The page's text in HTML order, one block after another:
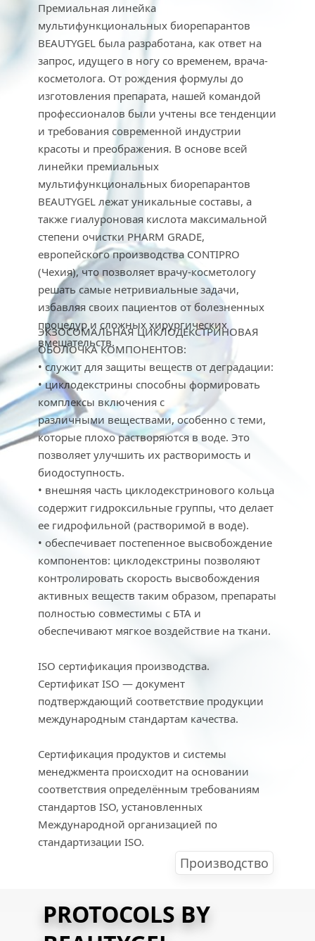
Премиальная линейка
мультифункциональных биорепарантов
BEAUTYGEL была разработана, как ответ на
запрос, идущего в ногу со временем, врача-
косметолога. От рождения формулы до
изготовления препарата, нашей командой
профессионалов были учтены все тенденции
и требования современной индустрии
красоты и преображения. В основе всей
линейки премиальных
мультифункциональных биорепарантов
BEAUTYGEL лежат уникальные составы, а
также гиалуроновая кислота максимальной
степени очистки PHARM GRADE,
европейского производства CONTIPRO
(Чехия), что позволяет врачу-косметологу
решать самые нетривиальные задачи,
избавляя своих пациентов от болезненных
процедур и сложных хирургических
вмешательств.
ЭКЗОСОМАЛЬНАЯ ЦИКЛОДЕКСТРИНОВАЯ
ОБОЛОЧКА КОМПОНЕНТОВ:
• служит для защиты веществ от деградации:
• циклодекстрины способны формировать
комплексы включения с
различными веществами, особенно с теми,
которые плохо растворяются в воде. Это
позволяет улучшить их растворимость и
биодоступность.
• внешняя часть циклодекстринового кольца
содержит гидроксильные группы, что делает
ее гидрофильной (растворимой в воде).
• обеспечивает постепенное высвобождение
компонентов: циклодекстрины позволяют
контролировать скорость высвобождения
активных веществ таким образом, препараты
полностью совместимы с БТА и
обеспечивают мягкое воздействие на ткани.
ISO сертификация производства.
Сертификат ISO — документ
подтверждающий соответствие продукции
международным стандартам качества.
Сертификация продуктов и системы
менеджмента происходит на основании
соответствия определённым требованиям
стандартов ISO, установленных
Международной организацией по
стандартизации ISO.
Производство
PROTOCOLS BY